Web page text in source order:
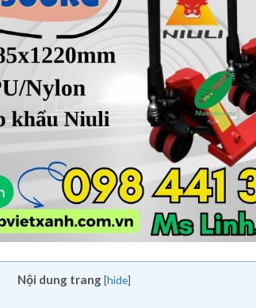
Nội dung trang [hide]